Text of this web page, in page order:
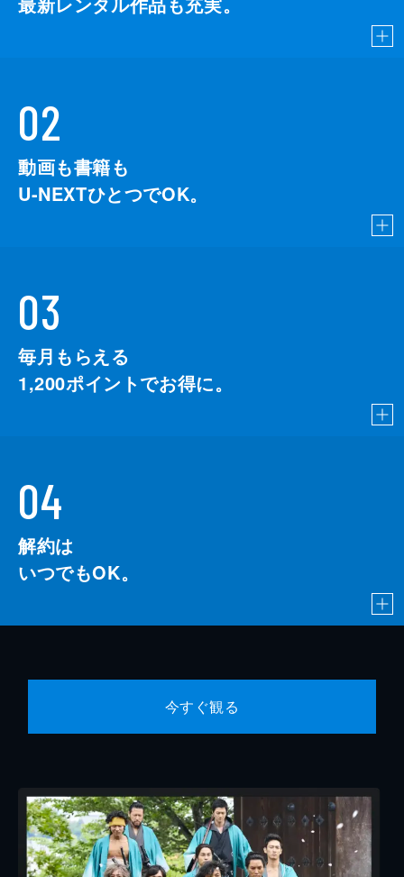
02
動画も書籍も
U-NEXTひとつでOK。
03
毎月もらえる
1,200ポイントでお得に。
04
解約は
いつでもOK。
今すぐ観る